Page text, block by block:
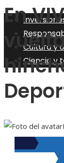
Cultura y
Ciencia y
En